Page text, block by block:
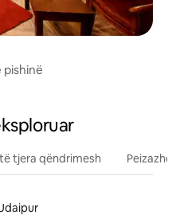
pishinë
tjera qëndrimesh